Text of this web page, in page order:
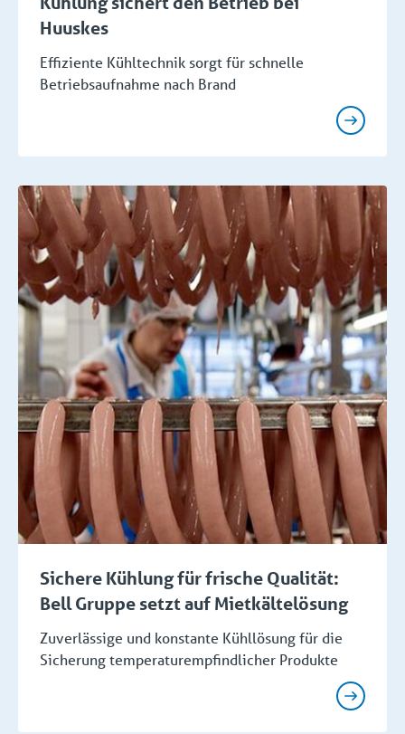
Huuskes
Effiziente Kühltechnik sorgt für schnelle
Betriebsaufnahme nach Brand
Sichere Kühlung für frische Qualität:
Bell Gruppe setzt auf Mietkältelösung
Zuverlässige und konstante Kühllösung für die
Sicherung temperaturempfindlicher Produkte